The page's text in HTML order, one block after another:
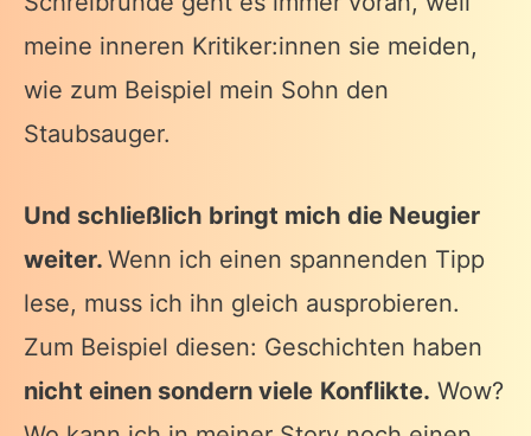
meine inneren Kritiker:innen sie meiden,
wie zum Beispiel mein Sohn den
Staubsauger.
Und schließlich bringt mich die Neugier
weiter. Wenn ich einen spannenden Tipp
lese, muss ich ihn gleich ausprobieren.
Zum Beispiel diesen: Geschichten haben
nicht einen sondern viele Konflikte. Wow?